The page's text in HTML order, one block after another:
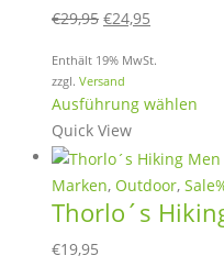
€29,95 Ursprünglicher
war:
€29,95
€24,95
ist:
€24,95.
Enthält 19% MwSt.
zzgl. Versand
Ausführung wählen
Quick View
Marken, Outdoor,
Thorlo´s
€19,95